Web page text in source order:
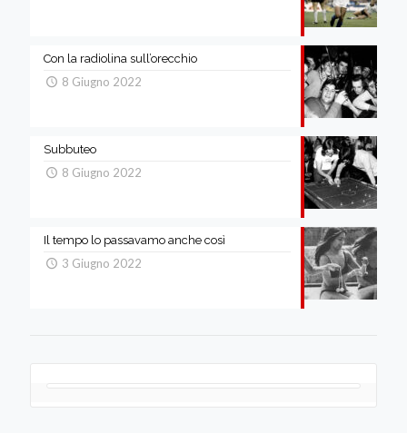
Con la radiolina sull’orecchio
8 Giugno 2022
Subbuteo
8 Giugno 2022
Il tempo lo passavamo anche così
3 Giugno 2022